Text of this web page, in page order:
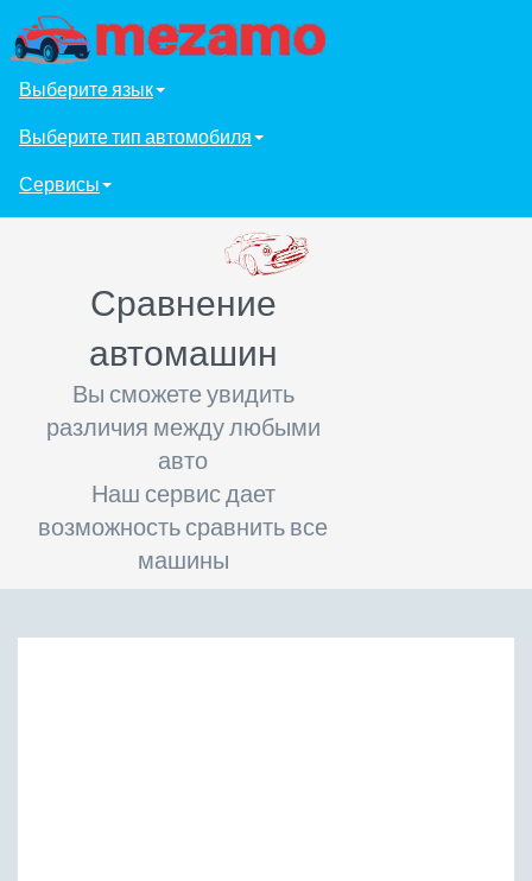
Выберите язык
Выберите тип автомобиля
Сервисы
Сравнение
автомашин
Вы сможете увидить
различия между любыми
авто
Наш сервис дает
возможность сравнить все
машины